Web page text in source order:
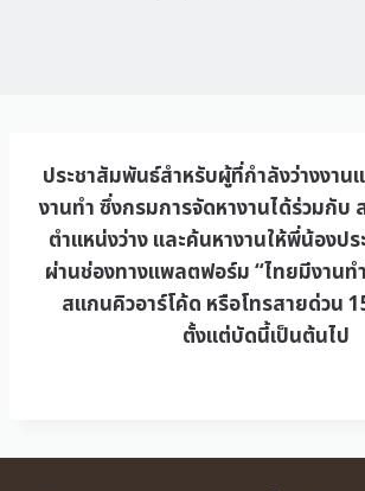
ประชาสัมพันธ์สำหรับผู้ที่กำลังว่างงาน
งานทำ ซึ่งกรมการจัดหางานได้ร่วมกับ
ตำแหน่งว่าง และค้นหางานให้พี่น้องป
ผ่านช่องทางแพลตฟอร์ม “ไทยมีงานท
สแกนคิวอาร์โค้ด หรือโทรสายด่วน
ตั้งแต่บัดนี้เป็นต้นไป